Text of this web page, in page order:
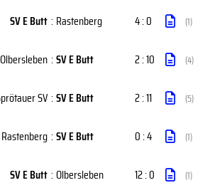
SV E Butt : Rastenberg 4 : 0 (1)
Olbersleben :SV E Butt 2 : 10 (4)
SV :SV E Butt 2 : 11 (5)
Rastenberg :SV E Butt 0 : 4 (1)
SV E Butt :Olbersleben 12 : 0 (1)